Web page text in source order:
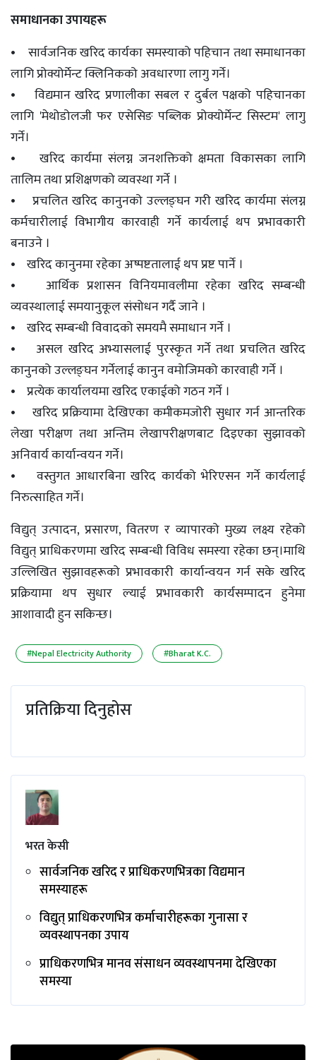
समाधानका उपायहरू
• सार्वजनिक खरिद कार्यका समस्याको पहिचान तथा समाधानका
लागि प्रोक्योर्मेन्ट क्लिनिकको अवधारणा लागु गर्ने।
• विद्यमान खरिद प्रणालीका सबल र दुर्बल पक्षको पहिचानका
लागि 'मेथोडोलजी फर एसेसिङ पब्लिक प्रोक्योर्मेन्ट सिस्टम' लागु
गर्ने।
• खरिद कार्यमा संलग्न जनशक्तिको क्षमता विकासका लागि
तालिम तथा प्रशिक्षणको व्यवस्था गर्ने ।
• प्रचलित खरिद कानुनको उल्लङ्घन गरी खरिद कार्यमा संलग्न
कर्मचारीलाई विभागीय कारवाही गर्ने कार्यलाई थप प्रभावकारी
बनाउने ।
• खरिद कानुनमा रहेका अष्पष्टतालाई थप प्रष्ट पार्ने ।
• आर्थिक प्रशासन विनियमावलीमा रहेका खरिद सम्बन्धी
व्यवस्थालाई समयानुकूल संसोधन गर्दै जाने ।
• खरिद सम्बन्धी विवादको समयमै समाधान गर्ने ।
• असल खरिद अभ्यासलाई पुरस्कृत गर्ने तथा प्रचलित खरिद
कानुनको उल्लङ्घन गर्नेलाई कानुन वमोजिमको कारवाही गर्ने ।
• प्रत्येक कार्यालयमा खरिद एकाईको गठन गर्ने ।
• खरिद प्रक्रियामा देखिएका कमीकमजोरी सुधार गर्न आन्तरिक
लेखा परीक्षण तथा अन्तिम लेखापरीक्षणबाट दिइएका सुझावको
अनिवार्य कार्यान्वयन गर्ने।
• वस्तुगत आधारबिना खरिद कार्यको भेरिएसन गर्ने कार्यलाई
निरुत्साहित गर्ने।
विद्युत् उत्पादन, प्रसारण, वितरण र व्यापारको मुख्य लक्ष्य रहेको
विद्युत् प्राधिकरणमा खरिद सम्बन्धी विविध समस्या रहेका छन्।माथि
उल्लिखित सुझावहरूको प्रभावकारी कार्यान्वयन गर्न सके खरिद
प्रक्रियामा थप सुधार ल्याई प्रभावकारी कार्यसम्पादन हुनेमा
आशावादी हुन सकिन्छ।
#Nepal Electricity Authority #Bharat K.C.
प्रतिक्रिया दिनुहोस
भरत केसी
सार्वजनिक खरिद र प्राधिकरणभित्रका विद्यमान
समस्याहरू
विद्युत् प्राधिकरणभित्र कर्माचारीहरूका गुनासा र
व्यवस्थापनका उपाय
प्राधिकरणभित्र मानव संसाधन व्यवस्थापनमा देखिएका
समस्या